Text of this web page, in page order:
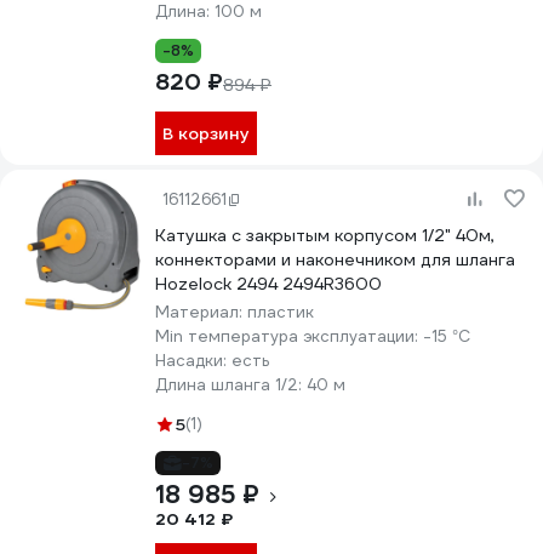
Длина: 100 м
-8%
820 ₽894 ₽
В корзину
16112661
Катушка c закрытым корпусом 1/2" 40м,
коннекторами и наконечником для шланга
Hozelock 2494 2494R3600
Материал: пластик
Min температура эксплуатации: -15 °С
Насадки: есть
Длина шланга 1/2: 40 м
5(1)
18 985 ₽
20 412 ₽